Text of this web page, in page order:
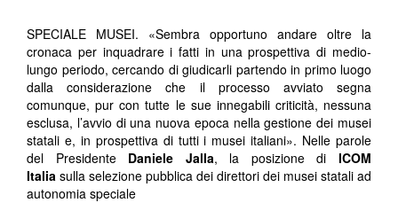
SPECIALE MUSEI. «Sembra opportuno andare oltre la
cronaca per inquadrare i fatti in una prospettiva di medio-
lungo periodo, cercando di giudicarli partendo in primo luogo
dalla considerazione che il processo avviato segna
comunque, pur con tutte le sue innegabili criticità, nessuna
esclusa, l’avvio di una nuova epoca nella gestione dei musei
statali e, in prospettiva di tutti i musei italiani». Nelle parole
del Presidente Daniele Jalla, la posizione diICOM
Italia sulla selezione pubblica dei direttori dei musei statali ad
autonomia speciale